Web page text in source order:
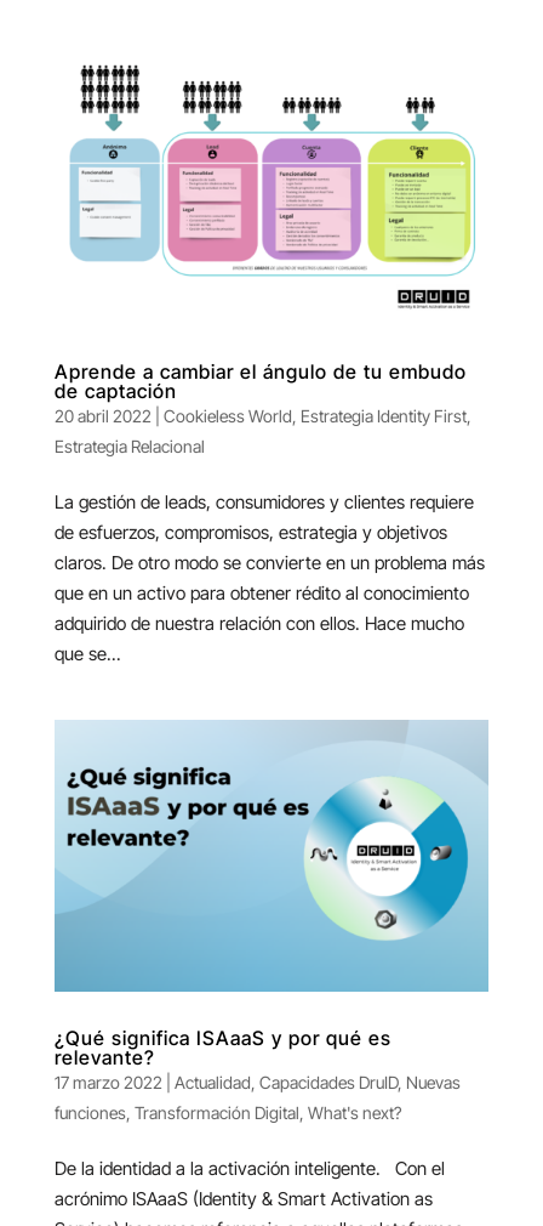
Aprende a cambiar el ángulo de tu embudo
de captación
20 abril 2022 Cookieless World, Estrategia Identity First,
Estrategia Relacional
La gestión de leads, consumidores y clientes requiere
de esfuerzos, compromisos, estrategia y objetivos
claros. De otro modo se convierte en un problema más
que en un activo para obtener rédito al conocimiento
adquirido de nuestra relación con ellos. Hace mucho
que se...
¿Qué significa ISAaaS y por qué es
relevante?
17 marzo 2022 Actualidad, Capacidades DruID, Nuevas
funciones, Transformación Digital, What's next?
De la identidad a la activación inteligente. Con el
acrónimo ISAaaS (Identity & Smart Activation as